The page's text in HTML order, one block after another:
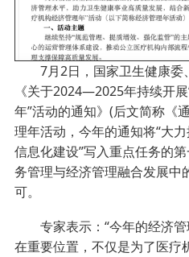
7月2日，国家卫生健康委
《关于2024—2025年持续开
年”活动的通知》(后文简称《
理年活动，今年的通知将“大
信息化建设”写入重点任务的
务管理与经济管理融合发展中
可。
专家表示：“今年的经济管
在重要位置，不仅是为了医疗